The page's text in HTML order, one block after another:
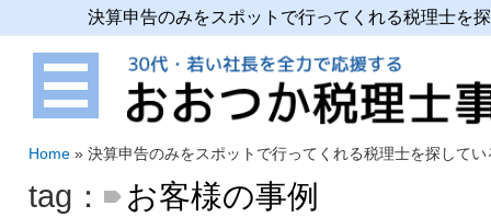
決算申告のみをスポットで行ってくれる税理士を
Home» 決算申告のみをスポットで行ってくれる税理士を探して
tag： お客様の事例